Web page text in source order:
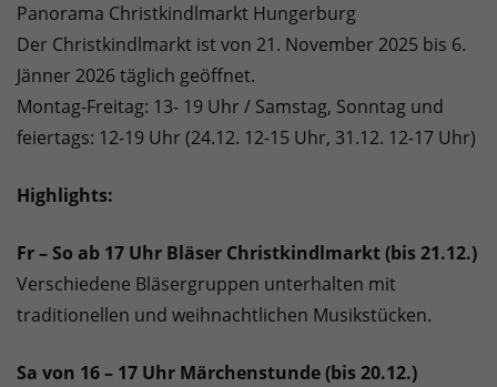
Panorama Christkindlmarkt Hungerburg
Der Christkindlmarkt ist von 21. November 2025 bis 6.
Jänner 2026 täglich geöffnet.
Montag-Freitag: 13- 19 Uhr / Samstag, Sonntag und
feiertags: 12-19 Uhr (24.12. 12-15 Uhr, 31.12. 12-17 Uhr)
Highlights:
Fr – So ab 17 Uhr Bläser Christkindlmarkt (bis 21.12.)
Verschiedene Bläsergruppen unterhalten mit
traditionellen und weihnachtlichen Musikstücken.
Sa von 16 – 17 Uhr Märchenstunde (bis 20.12.)